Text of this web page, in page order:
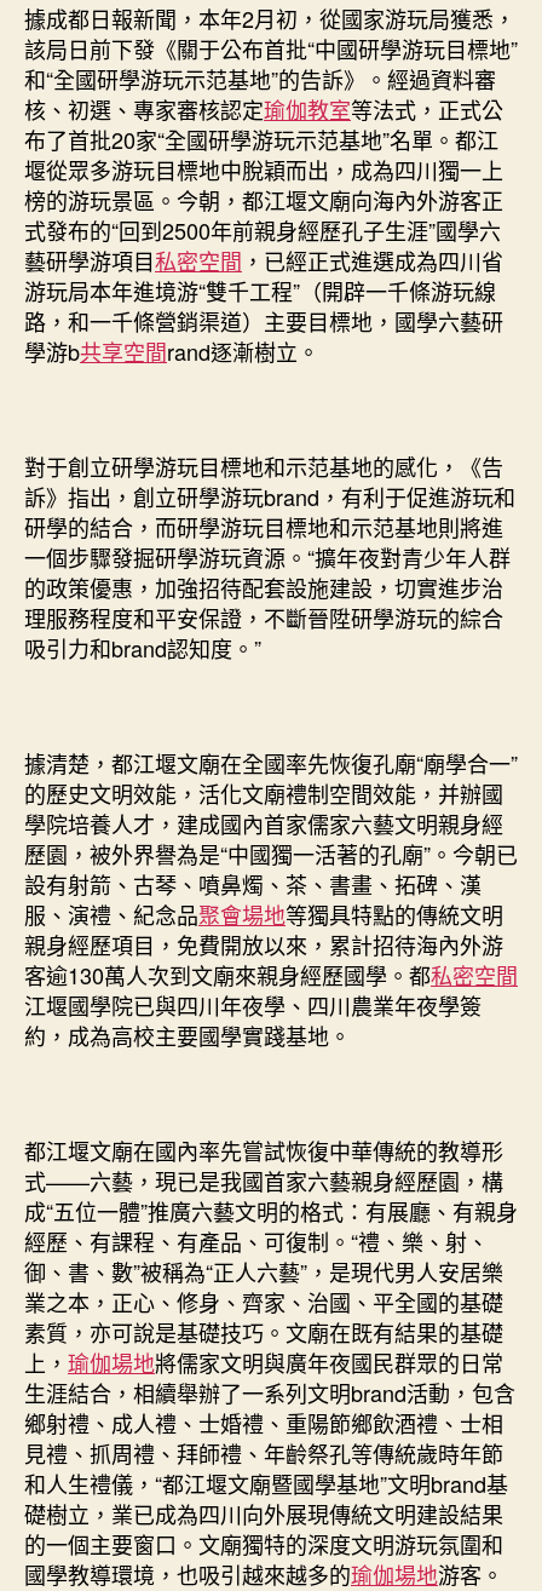
據成都日報新聞，本年2月初，從國家游玩局獲悉，
該局日前下發《關于公布首批“中國研學游玩目標地”
和“全國研學游玩示范基地”的告訴》。經過資料審
核、初選、專家審核認定瑜伽教室等法式，正式公
布了首批20家“全國研學游玩示范基地”名單。都江
堰從眾多游玩目標地中脫穎而出，成為四川獨一上
榜的游玩景區。今朝，都江堰文廟向海內外游客正
式發布的“回到2500年前親身經歷孔子生涯”國學六
藝研學游項目私密空間 ，已經正式進選成為四川省
游玩局本年進境游“雙千工程”（開辟一千條游玩線
路，和一千條營銷渠道）主要目標地，國學六藝研
學游b共享空間rand逐漸樹立。
對于創立研學游玩目標地和示范基地的感化，《告
訴》指出，創立研學游玩brand，有利于促進游玩和
研學的結合，而研學游玩目標地和示范基地則將進
一個步驟發掘研學游玩資源。“擴年夜對青少年人群
的政策優惠，加強招待配套設施建設，切實進步治
理服務程度和平安保證，不斷晉陞研學游玩的綜合
吸引力和brand認知度。”
據清楚，都江堰文廟在全國率先恢復孔廟“廟學合一”
的歷史文明效能，活化文廟禮制空間效能，并辦國
學院培養人才，建成國內首家儒家六藝文明親身經
歷園，被外界譽為是“中國獨一活著的孔廟”。今朝已
設有射箭、古琴、噴鼻燭、茶、書畫、拓碑、漢
服、演禮、紀念品聚會場地等獨具特點的傳統文明
親身經歷項目，免費開放以來，累計招待海內外游
客逾130萬人次到文廟來親身經歷國學。都私密空間
江堰國學院已與四川年夜學、四川農業年夜學簽
約，成為高校主要國學實踐基地。
都江堰文廟在國內率先嘗試恢復中華傳統的教導形
式——六藝，現已是我國首家六藝親身經歷園，構
成“五位一體”推廣六藝文明的格式：有展廳、有親身
經歷、有課程、有產品、可復制。“禮、樂、射、
御、書、數”被稱為“正人六藝”，是現代男人安居樂
業之本，正心、修身、齊家、治國、平全國的基礎
素質，亦可說是基礎技巧。文廟在既有結果的基礎
上， 瑜伽場地將儒家文明與廣年夜國民群眾的日常
生涯結合，相續舉辦了一系列文明brand活動，包含
鄉射禮、成人禮、士婚禮、重陽節鄉飲酒禮、士相
見禮、抓周禮、拜師禮、年齡祭孔等傳統歲時年節
和人生禮儀，“都江堰文廟暨國學基地”文明brand基
礎樹立，業已成為四川向外展現傳統文明建設結果
的一個主要窗口。文廟獨特的深度文明游玩氛圍和
國學教導環境，也吸引越來越多的瑜伽場地游客。